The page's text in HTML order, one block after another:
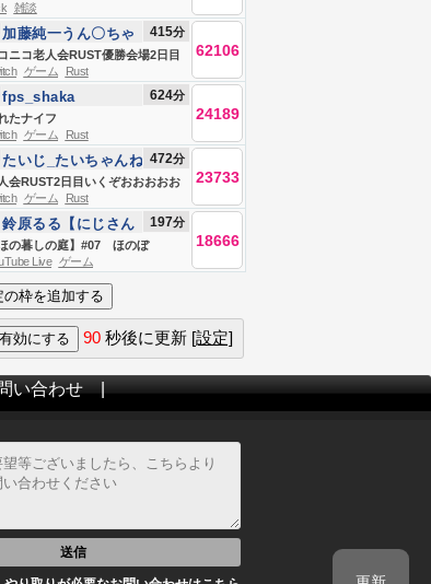
トラブル解決【ミラー、録画
】
雑談
ニコ老人会RUST優勝会場2日目
部
加藤純一うん〇ちゃ
ん
415分
62106
ゲーム
Rust
たナイフ
fps_shaka 624分
24189
ゲーム
Rust
会RUST2日目いくぞおおおおお
おおお
たいじ_たいちゃんね
る
472分
23733
ゲーム
Rust
ほの暮しの庭】#07 ほのぼ
・？スローライフ生活
・・！！！！！【にじさんじ/鈴
る 】
鈴原るる【にじさん
じ所属】
197分
18666
Live ゲーム
90 秒後に更新 [設定]
い合わせ|
送信